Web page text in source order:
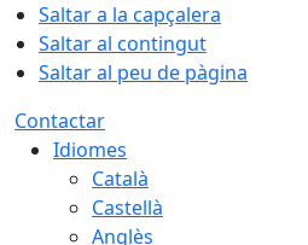
Saltar a la capçalera
Saltar al contingut
Saltar al peu de pàgina
Contactar
Idiomes
Català
Castellà
Anglès